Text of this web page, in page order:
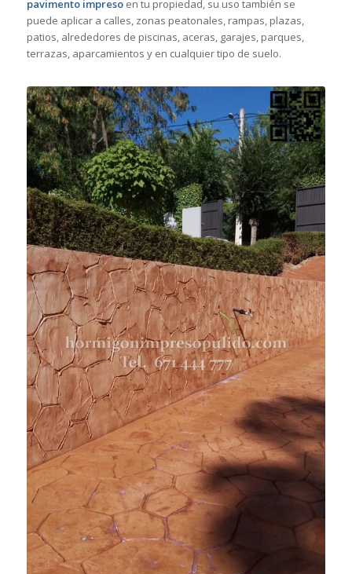
pavimento impresoen tu propiedad, su uso también se
puede aplicar a calles, zonas peatonales, rampas, plazas,
patios, alrededores de piscinas, aceras, garajes, parques,
terrazas, aparcamientos y en cualquier tipo de suelo.